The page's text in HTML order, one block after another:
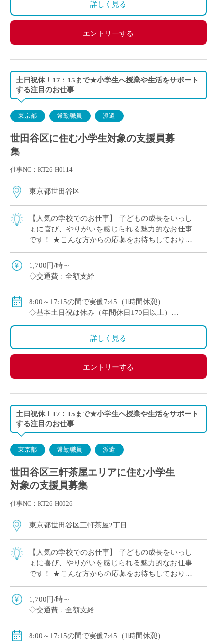
詳しく見る
エントリーする
土日祝休！17：15まで★小学生へ授業や生活をサポート
する注目のお仕事
東京都 常勤職員 派遣
世田谷区に住む小学生対象の支援員募
集
仕事NO：KT26-H0114
東京都世田谷区
【人気の学校でのお仕事】 子どもの成長をいっし
ょに喜び、やりがいを感じられる魅力的なお仕事
です！ ★こんな方からの応募をお待ちしておりま
す！ ●教育福祉などのお仕事経験がある方 講
師・教員、介護スタッフ、学童保育スタッ […]
1,700円/時～
◇交通費：全額支給
8:00～17:15の間で実働7:45（1時間休憩）
◇基本土日祝は休み（年間休日170日以上）
◇お盆期間は長めに休めます
詳しく見る
エントリーする
土日祝休！17：15まで★小学生へ授業や生活をサポート
する注目のお仕事
東京都 常勤職員 派遣
世田谷区三軒茶屋エリアに住む小学生
対象の支援員募集
仕事NO：KT26-H0026
東京都世田谷区三軒茶屋2丁目
【人気の学校でのお仕事】 子どもの成長をいっし
ょに喜び、やりがいを感じられる魅力的なお仕事
です！ ★こんな方からの応募をお待ちしておりま
す！ ●教育福祉などのお仕事経験がある方 講
師・教員、介護スタッフ、学童保育スタッ […]
1,700円/時～
◇交通費：全額支給
8:00～17:15の間で実働7:45（1時間休憩）